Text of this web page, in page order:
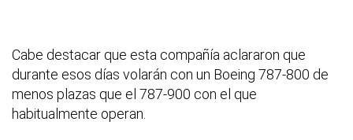
Cabe destacar que esta compañía aclararon que
durante esos días volarán con un Boeing 787-800 de
menos plazas que el 787-900 con el que
habitualmente operan.